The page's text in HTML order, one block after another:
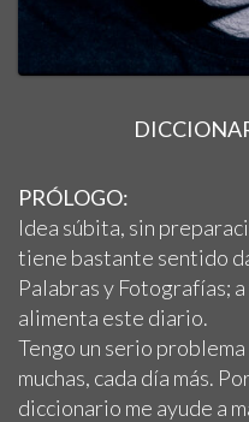
PRÓLOGO:
Idea súbita, sin
tiene bastante sentido
Palabras y Fotografías;
alimenta este diario.
Tengo un serio
muchas, cada día más.
diccionario me ayude a